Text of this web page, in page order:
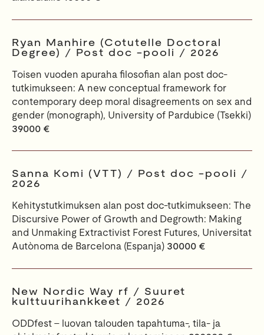
Ryan Manhire (Cotutelle Doctoral
Degree) / Post doc -pooli / 2026
Toisen vuoden apuraha filosofian alan post doc-
tutkimukseen: A new conceptual framework for
contemporary deep moral disagreements on sex and
gender (monograph), University of Pardubice (Tsekki)
39000 €
Sanna Komi (VTT) / Post doc -pooli /
2026
Kehitystutkimuksen alan post doc-tutkimukseen: The
Discursive Power of Growth and Degrowth: Making
and Unmaking Extractivist Forest Futures, Universitat
Autònoma de Barcelona (Espanja) 30000 €
New Nordic Way rf / Suuret
kulttuurihankkeet / 2026
ODDfest – luovan talouden tapahtuma-, tila- ja